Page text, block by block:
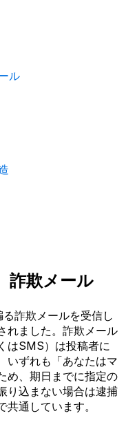
ル
詐欺メール
詐欺メールを受信し
れました。詐欺メール
はSMS）は投稿者に
いずれも「あなたはマ
め、期日までに指定の
り込まない場合は逮捕
通しています。